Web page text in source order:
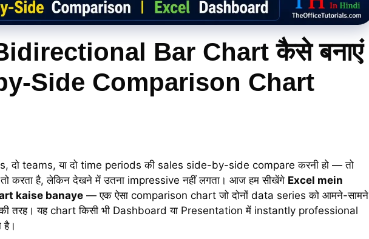
Bar Chart कैसे बनाएं
Side Comparison Chart
दो teams, या दो time periods की sales side-by-side compare करनी हो — तो
करता है, लेकिन देखने में उतना impressive नहीं लगता। आज हम सीखेंगे Excel mein
kaise banaye — एक ऐसा comparison chart जो दोनों data series को आमने-सामने
की तरह। यह chart किसी भी Dashboard या Presentation में instantly professional
है।